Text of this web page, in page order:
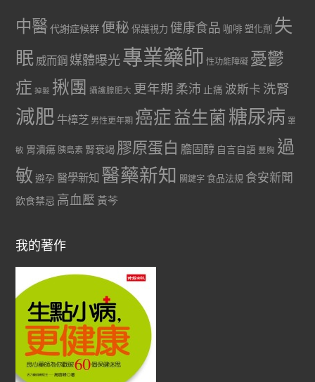
中醫代謝症候群 便秘 保護視力 健康食品 咖啡 塑化劑 失
眠 威而鋼 媒體曝光專業藥師 性功能障礙 憂鬱
症 掉髮 揪團 攝護腺肥大 更年期 柔沛 止痛 波斯卡 洗腎
減肥 牛樟芝 男性更年期 癌症益生菌 糖尿病 罩
敏 胃潰瘍 胰島素 腎衰竭 膠原蛋白 膽固醇 自言自語 豐胸 過
敏 避孕 醫學新知 醫藥新知 關鍵字 食品法規 食安新聞
飲食禁忌 高血壓 黃芩
我的著作